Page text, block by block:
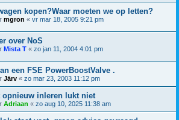
kopen?Waar moeten we op letten?
mgron « vr mar 18, 2005 9:21 pm
over NoS
Mista T « zo jan 11, 2004 4:01 pm
een FSE PowerBoostValve .
Järv « zo mar 23, 2003 11:12 pm
opnieuw inleren lukt niet
Adriaan « zo aug 10, 2025 11:38 am